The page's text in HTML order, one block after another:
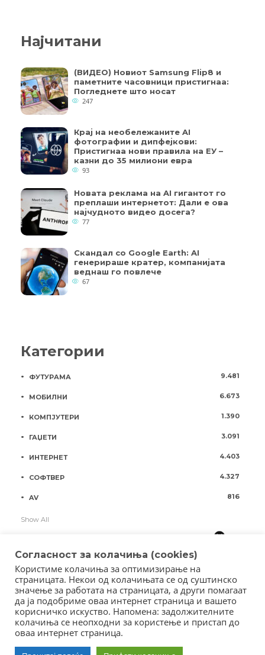
Најчитани
(ВИДЕО) Новиот Samsung Flip8 и
паметните часовници пристигнаа:
Погледнете што носат
247
Крај на необележаните AI
фотографии и дипфејкови:
Пристигнаа нови правила на ЕУ –
казни до 35 милиони евра
93
Новата реклама на AI гигантот го
преплаши интернетот: Дали е ова
најчудното видео досега?
77
Скандал со Google Earth: AI
генерираше кратер, компанијата
веднаш го повлече
67
Категории
ФУТУРАМА 9.481
МОБИЛНИ 6.673
КОМПЈУТЕРИ 1.390
ГАЏЕТИ 3.091
ИНТЕРНЕТ 4.403
СОФТВЕР 4.327
AV 816
Show All
Copyright © 2018 - Member of IAB Macedonia
Member of Clip Media Group / 2017
Согласност за колачиња (cookies)
Користиме колачиња за оптимизирање на
страницата. Некои од колачињата се од суштинско
значење за работата на страницата, а други помагаат
да ја подобриме оваа интернет страница и вашето
корисничко искуство. Напомена: задолжителните
колачиња се неопходни за користење и пристап до
оваа интернет страница.